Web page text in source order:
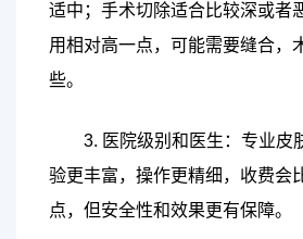
适中；手术切除适合比较深或者
用相对高一点，可能需要缝合，
些。
3. 医院级别和医生：专业皮
验更丰富，操作更精细，收费会
点，但安全性和效果更有保障。